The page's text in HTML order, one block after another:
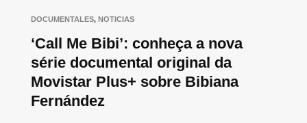
‘Call Me Bibi’: conheça a nova
série documental original da
Movistar Plus+ sobre Bibiana
Fernández
DOCUMENTALES, NOTICIAS